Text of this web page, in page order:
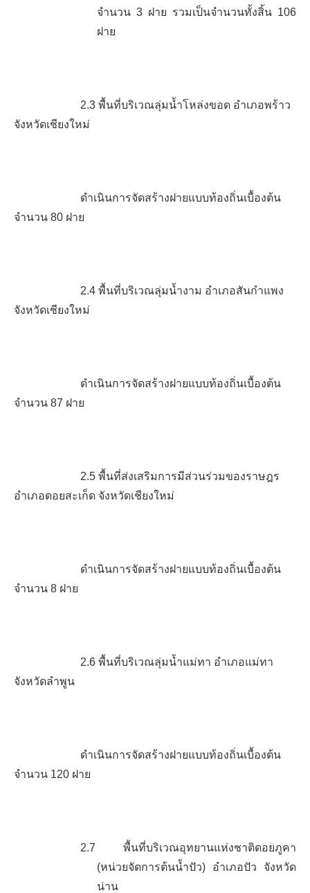
จำนวน 3 ฝาย รวมเป็นจำนวนทั้งสิ้น 106
ฝาย
2.3 พื้นที่บริเวณลุ่มน้ำโหล่งขอด อำเภอพร้าว
จังหวัดเชียงใหม่
ดำเนินการจัดสร้างฝายแบบท้องถิ่นเบื้องต้น
จำนวน 80 ฝาย
2.4 พื้นที่บริเวณลุ่มน้ำงาม อำเภอสันกำแพง
จังหวัดเชียงใหม่
ดำเนินการจัดสร้างฝายแบบท้องถิ่นเบื้องต้น
จำนวน 87 ฝาย
2.5 พื้นที่ส่งเสริมการมีส่วนร่วมของราษฎร
อำเภอดอยสะเก็ด จังหวัดเชียงใหม่
ดำเนินการจัดสร้างฝายแบบท้องถิ่นเบื้องต้น
จำนวน 8 ฝาย
2.6 พื้นที่บริเวณลุ่มน้ำแม่ทา อำเภอแม่ทา
จังหวัดลำพูน
ดำเนินการจัดสร้างฝายแบบท้องถิ่นเบื้องต้น
จำนวน 120 ฝาย
2.7 พื้นที่บริเวณอุทยานแห่งชาติดอยภูคา
(หน่วยจัดการต้นน้ำปัว) อำเภอปัว จังหวัด
น่าน